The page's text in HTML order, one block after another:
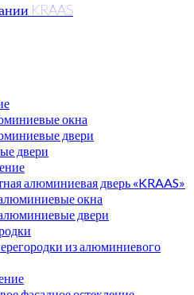
KRAAS
окна
двери
двери
алюминиевая дверь «KRAAS»
окна
двери
из алюминиевого